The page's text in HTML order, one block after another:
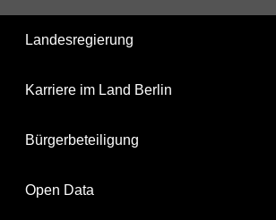
Landesregierung
Karriere im Land Berlin
Bürgerbeteiligung
Open Data